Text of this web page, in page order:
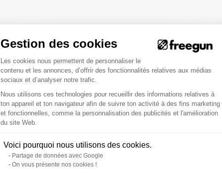
Gestion des cookies
Plateforme de Gestion du
Les cookies nous permettent de personnaliser le
contenu et les annonces, d’offrir des fonctionnalités relatives aux médias
sociaux et d’analyser notre trafic.
Nous utilisons ces technologies pour recueillir des informations relatives à
ton appareil et ton navigateur afin de suivre ton activité à des fins marketing
et fonctionnelles, comme la personnalisation des publicités et l'amélioration
du site Web.
Voici pourquoi nous utilisons des cookies.
Partage de données avec Google
On vous présente nos cookies !
Axeptio consent